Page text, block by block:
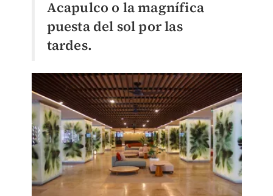
Acapulco o la magnífica
puesta del sol por las
tardes.